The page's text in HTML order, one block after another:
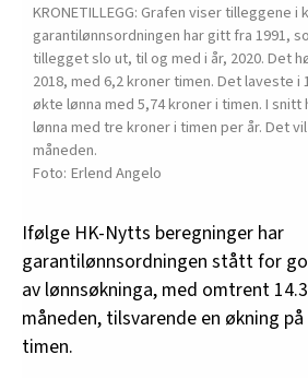
KRONETILLEGG: Grafen viser tilleggene i
garantilønnsordningen har gitt fra 1991,
tillegget slo ut, til og med i år, 2020. Det
2018, med 6,2 kroner timen. Det laveste i
økte lønna med 5,74 kroner i timen. I
lønna med tre kroner i timen per år. Det
måneden.
Erlend Angelo
Ifølge HK-Nytts beregninger har
garantilønnsordningen stått for
av lønnsøkninga, med omtrent
måneden, tilsvarende en økning
timen.